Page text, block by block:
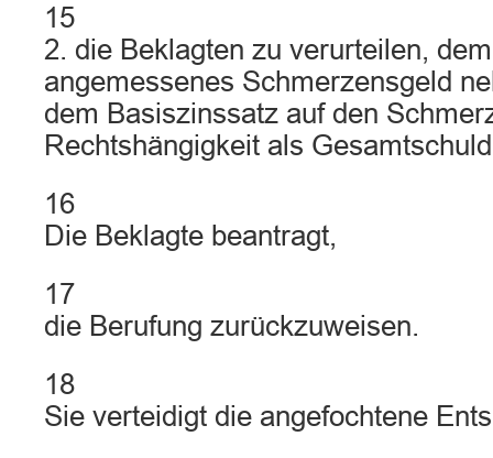
15
2. die Beklagten zu verurteilen,
angemessenes Schmerzensgeld
dem Basiszinssatz auf den
Rechtshängigkeit als
16
Die Beklagte beantragt,
17
die Berufung zurückzuweisen.
18
Sie verteidigt die angefochtene